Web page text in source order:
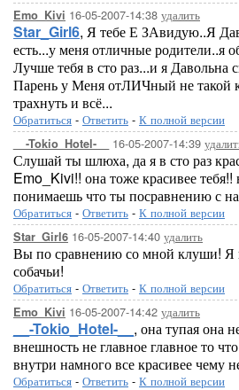
Emo_Kivi 16-05-2007-14:38 удалить
Star_Girl6, Я тебе Е ЗАвидую..Я
есть...у меня отличные родители..я
Лучше тебя в сто раз...и я Давольна
Парень у Меня отЛИЧный не такой
трахнуть и всё...
Обратиться - Ответить - К полной версии
__-Tokio_Hotel-__ 16-05-2007-14:39
Слушай ты шлюха, да я в сто раз
Emo_Kivi!! она тоже красивее
понимаешь что ты посравнению с
Обратиться - Ответить - К полной версии
Star_Girl6 16-05-2007-14:40 удалить
Вы по сравнению со мной клуши! Я
собачьи!
Обратиться - Ответить - К полной версии
Emo_Kivi 16-05-2007-14:42 удалить
__-Tokio_Hotel-__ , она тупая она
внешность не главное главное то
внутри намного все красивее чему
Обратиться - Ответить - К полной версии